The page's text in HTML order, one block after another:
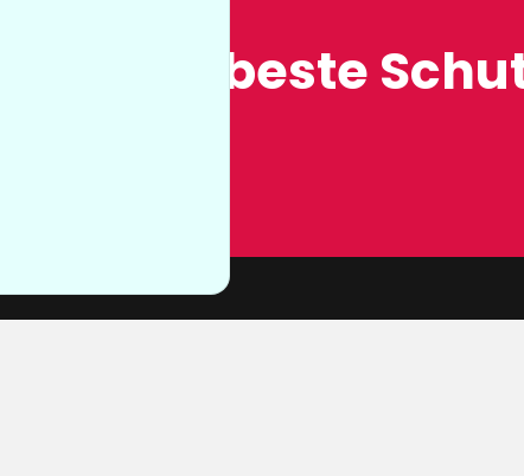
der beste
sie nicht
unserer